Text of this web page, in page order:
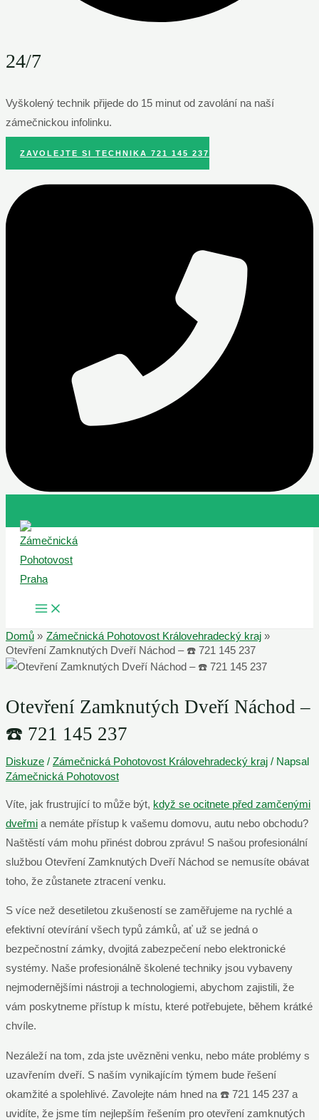
24/7
Vyškolený technik přijede do 15 minut od zavolání na naší
zámečnickou infolinku.
ZAVOLEJTE SI TECHNIKA 721 145 237
Přeskočit
obsah
MAIN
MENU
Domů
Zámečnická Pohotovost Královehradecký kraj
Otevření Zamknutých Dveří Náchod – ☎️ 721 145 237
Otevření Zamknutých Dveří Náchod –
☎️ 721 145 237
Diskuze / Zámečnická Pohotovost Královehradecký kraj / Napsal
Zámečnická Pohotovost
Víte, jak frustrující to může být, když se ocitnete před zamčenými
dveřmi a nemáte přístup k vašemu domovu, autu nebo obchodu?
Naštěstí vám mohu přinést dobrou zprávu! S našou profesionální
službou Otevření Zamknutých Dveří Náchod se nemusíte obávat
toho, že zůstanete ztracení venku.
S více než desetiletou zkušeností se zaměřujeme na rychlé a
efektivní otevírání všech typů zámků, ať už se jedná o
bezpečnostní zámky, dvojitá zabezpečení nebo elektronické
systémy. Naše profesionálně školené techniky jsou vybaveny
nejmodernějšími nástroji a technologiemi, abychom zajistili, že
vám poskytneme přístup k místu, které potřebujete, během krátké
chvíle.
Nezáleží na tom, zda jste uvězněni venku, nebo máte problémy s
uzavřením dveří. S naším vynikajícím týmem bude řešení
okamžité a spolehlivé. Zavolejte nám hned na ☎️ 721 145 237 a
uvidíte, že jsme tím nejlepším řešením pro otevření zamknutých